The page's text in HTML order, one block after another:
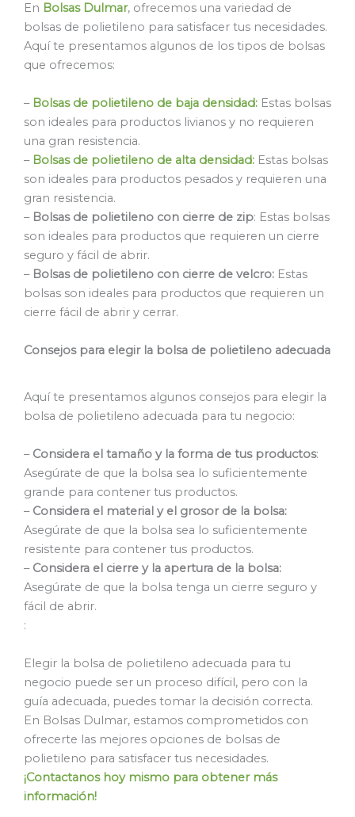
En Bolsas Dulmar, ofrecemos una variedad de
bolsas de polietileno para satisfacer tus necesidades.
Aquí te presentamos algunos de los tipos de bolsas
que ofrecemos:
–Bolsas de polietileno de baja densidad: Estas bolsas
son ideales para productos livianos y no requieren
una gran resistencia.
– Bolsas de polietileno de alta densidad: Estas bolsas
son ideales para productos pesados y requieren una
gran resistencia.
– Bolsas de polietileno con cierre de zip: Estas bolsas
son ideales para productos que requieren un cierre
seguro y fácil de abrir.
–Bolsas de polietileno con cierre de velcro: Estas
bolsas son ideales para productos que requieren un
cierre fácil de abrir y cerrar.
Consejos para elegir la bolsa de polietileno adecuada
Aquí te presentamos algunos consejos para elegir la
bolsa de polietileno adecuada para tu negocio:
– Considera el tamaño y la forma de tus productos:
Asegúrate de que la bolsa sea lo suficientemente
grande para contener tus productos.
–Considera el material y el grosor de la bolsa:
Asegúrate de que la bolsa sea lo suficientemente
resistente para contener tus productos.
– Considera el cierre y la apertura de la bolsa:
Asegúrate de que la bolsa tenga un cierre seguro y
fácil de abrir.
:
Elegir la bolsa de polietileno adecuada para tu
negocio puede ser un proceso difícil, pero con la
guía adecuada, puedes tomar la decisión correcta.
En Bolsas Dulmar, estamos comprometidos con
ofrecerte las mejores opciones de bolsas de
polietileno para satisfacer tus necesidades.
¡Contactanos hoy mismo para obtener más
información!